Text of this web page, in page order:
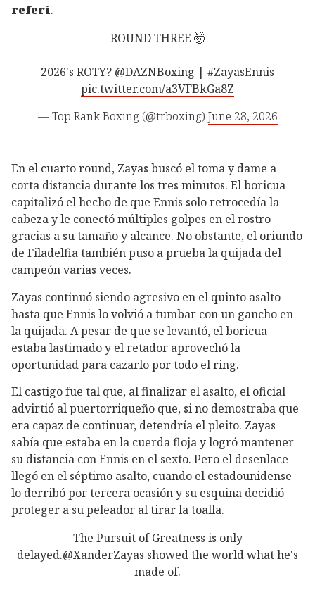
referí.
ROUND THREE 🤯
2026's ROTY? @DAZNBoxing | #ZayasEnnis
pic.twitter.com/a3VFBkGa8Z
— Top Rank Boxing (@trboxing) June 28, 2026
En el cuarto round, Zayas buscó el toma y dame a
corta distancia durante los tres minutos. El boricua
capitalizó el hecho de que Ennis solo retrocedía la
cabeza y le conectó múltiples golpes en el rostro
gracias a su tamaño y alcance. No obstante, el oriundo
de Filadelfia también puso a prueba la quijada del
campeón varias veces.
Zayas continuó siendo agresivo en el quinto asalto
hasta que Ennis lo volvió a tumbar con un gancho en
la quijada. A pesar de que se levantó, el boricua
estaba lastimado y el retador aprovechó la
oportunidad para cazarlo por todo el ring.
El castigo fue tal que, al finalizar el asalto, el oficial
advirtió al puertorriqueño que, si no demostraba que
era capaz de continuar, detendría el pleito. Zayas
sabía que estaba en la cuerda floja y logró mantener
su distancia con Ennis en el sexto. Pero el desenlace
llegó en el séptimo asalto, cuando el estadounidense
lo derribó por tercera ocasión y su esquina decidió
proteger a su peleador al tirar la toalla.
The Pursuit of Greatness is only
delayed.@XanderZayas showed the world what he's
made of.